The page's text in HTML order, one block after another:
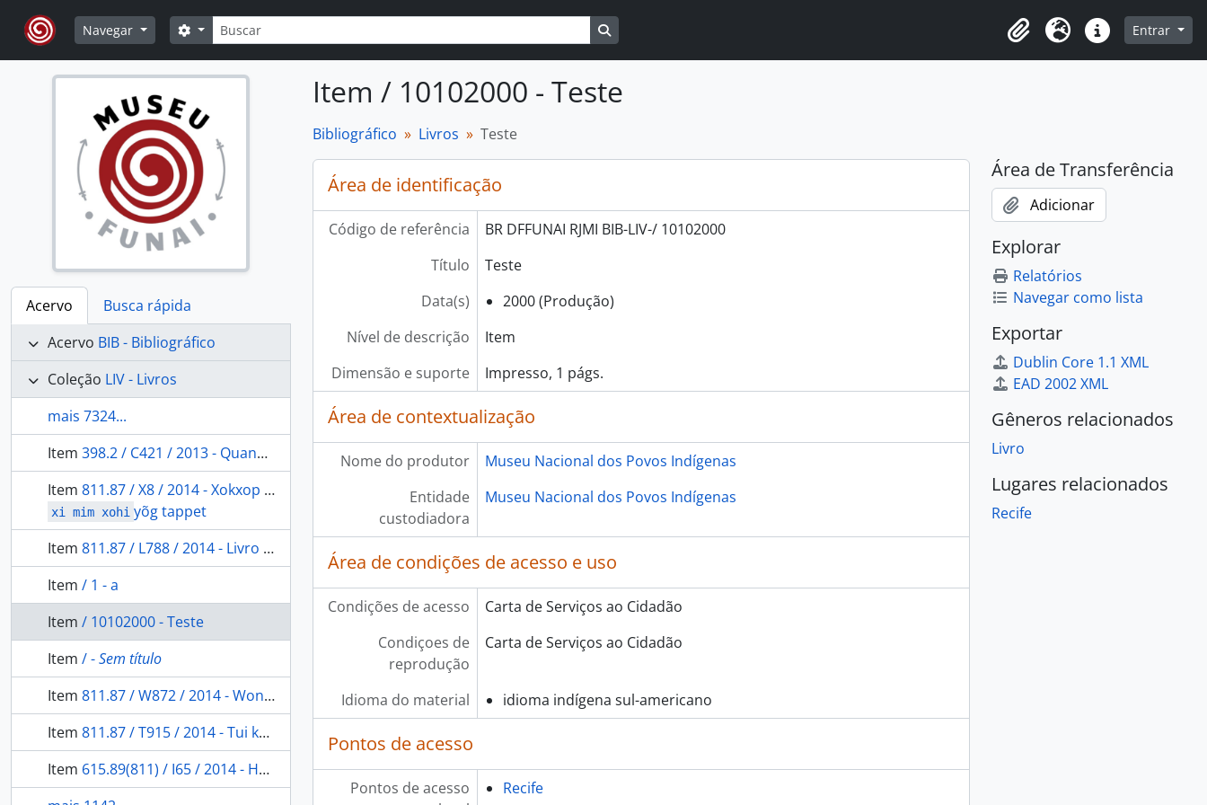
Skip to main content
Navegar
Buscar
Opções de busca
Área de Transferência
Idioma Atalhos Entrar
Acervo
Busca rápida
Acervo BIB - Bibliográfico
Coleção LIV - Livros
mais 7324...
Item 398.2 / C421 / 2013 - Quando a terra deixou de falar: cantos da mitologia Marubo.
Item 811.87 / X8 / 2014 - Xokxop xohi
xi mim xohi yõg tappet
Item 811.87 / L788 / 2014 - Livro das narrativas Paresi-Haliti
Item / 1 - a
Item / 10102000 - Teste
Item / -Sem título
Item 811.87 / W872 / 2014 - Wonkirom mïran: livro de narrativas Ikpeng.
Item 811.87 / T915 / 2014 - Tui kuru anihãu xinã: livro de narrativas Yawanawa.
Item 615.89(811) / I65 / 2014 - Hwërimamotima thë pë ã oni
Item / 10102000 - Teste
Bibliográfico Livros Teste
Área de identificação
Código de referência
BR DFFUNAI RJMI BIB-LIV-/ 10102000
Título
Teste
Data(s)
2000 (Produção)
Nível de descrição
Item
Dimensão e suporte
Impresso, 1 págs.
Área de contextualização
Nome do produtor
Museu Nacional dos Povos Indígenas
Entidade
custodiadora
Museu Nacional dos Povos Indígenas
Área de condições de acesso e uso
Condições de acesso
Carta de Serviços ao Cidadão
Condiçoes de
reprodução
Carta de Serviços ao Cidadão
Idioma do material idioma indígena sul-americano
Pontos de acesso
Pontos de acesso
Recife
Área de Transferência
Adicionar
Explorar
Relatórios
Navegar como lista
Exportar
Dublin Core 1.1 XML
EAD 2002 XML
Gêneros relacionados
Livro
Lugares relacionados
Recife